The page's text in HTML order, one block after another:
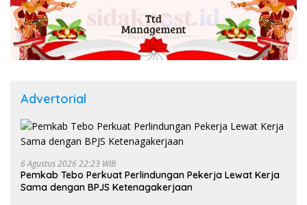
Advertorial
6 Agustus 2026 22:23 WIB
Pemkab Tebo Perkuat Perlindungan Pekerja Lewat Kerja
Sama dengan BPJS Ketenagakerjaan